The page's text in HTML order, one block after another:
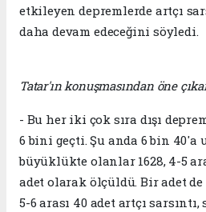
etkileyen depremlerde artçı
daha devam edeceğini söyledi.
Tatar'ın konuşmasından öne
- Bu her iki çok sıra dışı
6 bini geçti. Şu anda 6 bin 40'a
büyüklükte olanlar 1628, 4-5
adet olarak ölçüldü. Bir adet de
5-6 arası 40 adet artçı sarsıntı,